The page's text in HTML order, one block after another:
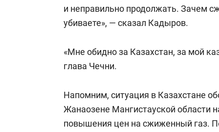
и неправильно продолжать. Зачем
убиваете», — сказал Кадыров.
«Мне обидно за Казахстан, за мой
глава Чечни.
Напомним, ситуация в Казахстане
Жанаозене Мангистауской области
повышения цен на сжиженный газ.